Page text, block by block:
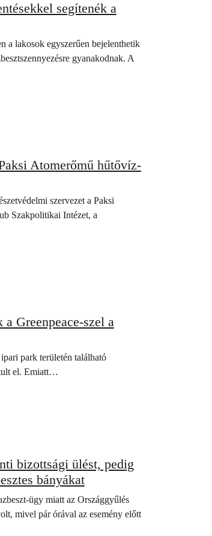
segítenék a
a lakosok egyszerűen bejelenthetik
gyanakodnak. A
Atomerőmű hűtővíz-
szervezet a Paksi
Szakpolitikai Intézet, a
Greenpeace-szel a
park területén található
el. Emiatt…
bizottsági ülést, pedig
bányákat
ügy miatt az Országgyűlés
mivel pár órával az esemény előtt